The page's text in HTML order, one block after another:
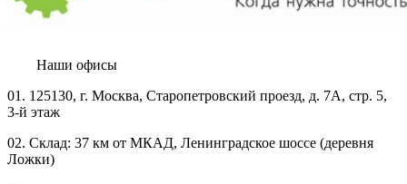
Наши офисы
01. 125130, г. Москва, Старопетровский проезд, д. 7А, стр. 5,
3-й этаж
02. Склад: 37 км от МКАД, Ленинградское шоссе (деревня
Ложки)